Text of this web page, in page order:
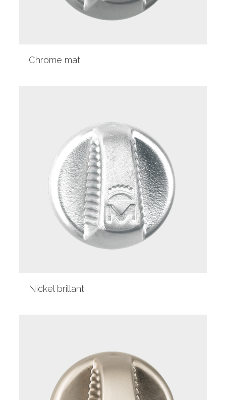
Chrome mat
Nickel brillant